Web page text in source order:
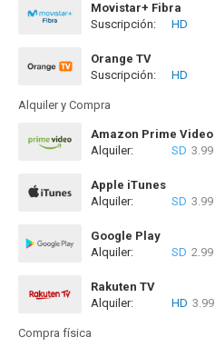
Movistar+ Fibra
Disponible hasta el Jue,
Suscripción: HD
Orange TV
Disponible hasta el Mié,
Suscripción: HD
Alquiler y Compra
Amazon Prime Video
Alquiler:
SD
Apple iTunes
Alquiler:
SD
Google Play
Alquiler:
SD
Rakuten TV
Alquiler:
HD
Compra física